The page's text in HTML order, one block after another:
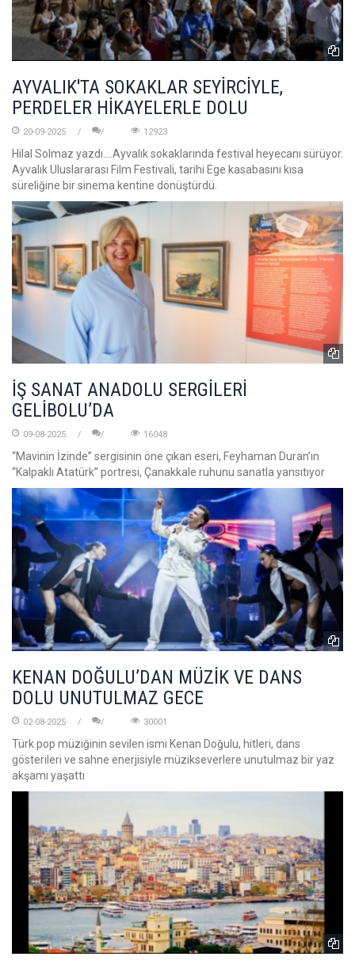
AYVALIK'TA SOKAKLAR SEYİRCİYLE,
PERDELER HİKAYELERLE DOLU
20-09-2025 12923
Hilal Solmaz yazdı....Ayvalık sokaklarında festival heyecanı sürüyor.
Ayvalık Uluslararası Film Festivali, tarihi Ege kasabasını kısa
süreliğine bir sinema kentine dönüştürdü.
İŞ SANAT ANADOLU SERGİLERİ
GELİBOLU’DA
09-08-2025 16048
“Mavinin İzinde” sergisinin öne çıkan eseri, Feyhaman Duran’ın
“Kalpaklı Atatürk” portresi, Çanakkale ruhunu sanatla yansıtıyor
KENAN DOĞULU’DAN MÜZİK VE DANS
DOLU UNUTULMAZ GECE
02-08-2025 30001
Türk pop müziğinin sevilen ismi Kenan Doğulu, hitleri, dans
gösterileri ve sahne enerjisiyle müzikseverlere unutulmaz bir yaz
akşamı yaşattı